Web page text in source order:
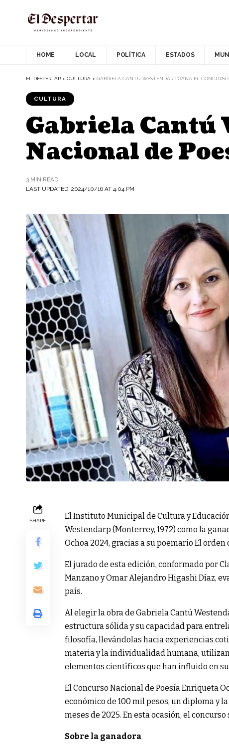
HOME LOCAL POLÍTICA ESTADOS
EL DESPERTAR > CULTURA > GABRIELA CANTÚ WESTENDARP GANA EL
CULTURA
Gabriela Cantú
Nacional de
LAST UPDATED: 2024/10/16 AT 4:04 PM
3 MIN READ
SHARE
El Instituto Municipal de Cultura y
Westendarp (Monterrey, 1972) como la
Ochoa 2024, gracias a su poemario El
El jurado de esta edición, conformado por
Manzano y Omar Alejandro Higashi Díaz,
país.
Al elegir la obra de Gabriela Cantú
estructura sólida y su capacidad para
filosofía, llevándolas hacia experiencias
materia y la individualidad humana,
elementos científicos que han influido en su
El Concurso Nacional de Poesía Enriqueta
económico de 100 mil pesos, un diploma y
meses de 2025. En esta ocasión, el
Sobre la ganadora